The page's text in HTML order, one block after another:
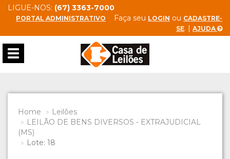
LIGUE-NOS: (67) 3363-7000
PORTAL ADMINISTRATIVO Faça seu LOGIN ou CADASTRE-
SE. | AJUDA
Toggle
navigation
Home
Leilões
LEILÃO DE BENS DIVERSOS - EXTRAJUDICIAL
(MS)
Lote: 18